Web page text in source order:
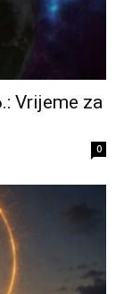
Vrijeme za
0